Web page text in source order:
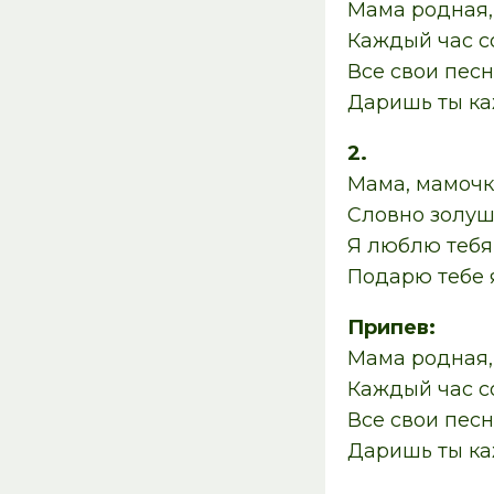
Мама родная,
Каждый час
Все свои
Даришь ты
2.
Мама,
Словно
Я люблю
Подарю тебе
Припев:
Мама родная,
Каждый час
Все свои
Даришь ты